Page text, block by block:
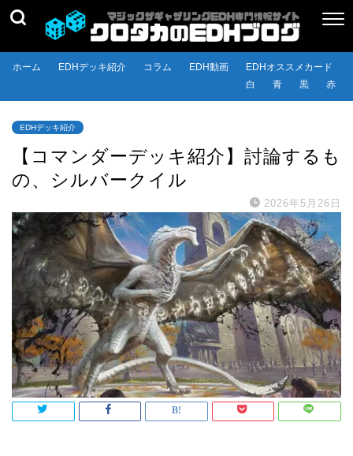
ホーム EDHデッキ紹介 コラム EDH動画
EDHオススメカード
白
青 黒 赤
EDHデッキ紹介
【コマンダーデッキ紹介】討論するも
の、シルバークイル
2026年5月26日